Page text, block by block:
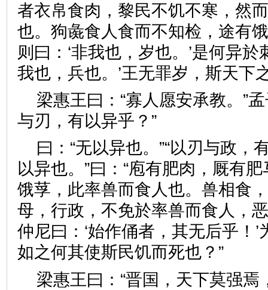
者衣帛食肉，黎民不饥不寒，然
也。狗彘食人食而不知检，途有
则曰：‘非我也，岁也。’是何异於
我也，兵也。’王无罪岁，斯
梁惠王曰：“寡人愿安承教。”
与刃，有以异乎？”
曰：“无以异也。”“以刃与政，
以异也。”曰：“庖有肥肉，厩有
饿莩，此率兽而食人也。兽相食
母，行政，不免於率兽而食人，
仲尼曰：‘始作俑者，其无后乎！
如之何其使斯民饥而死也？”
梁惠王曰：“晋国，天下莫强